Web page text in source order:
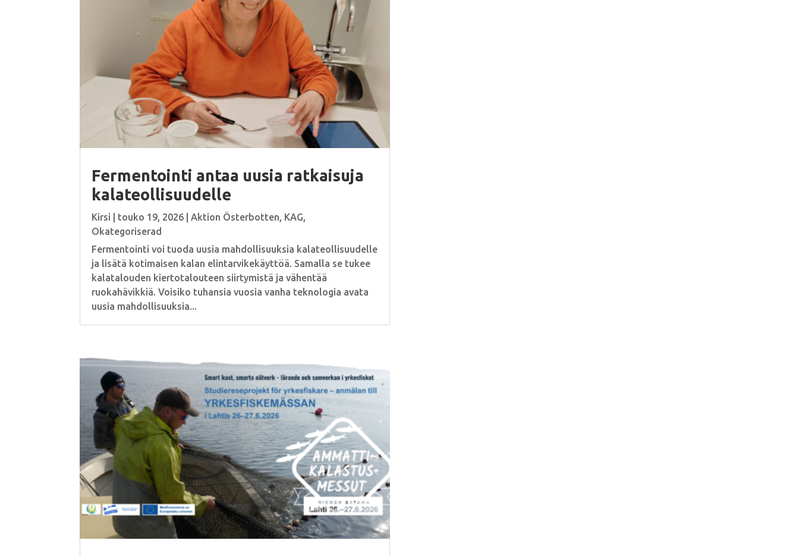
Fermentointi antaa uusia ratkaisuja
kalateollisuudelle
Kirsi touko 19, 2026 |Aktion Österbotten, KAG,
Okategoriserad
Fermentointi voi tuoda uusia mahdollisuuksia kalateollisuudelle
ja lisätä kotimaisen kalan elintarvikekäyttöä. Samalla se tukee
kalatalouden kiertotalouteen siirtymistä ja vähentää
ruokahävikkiä. Voisiko tuhansia vuosia vanha teknologia avata
uusia mahdollisuuksia...